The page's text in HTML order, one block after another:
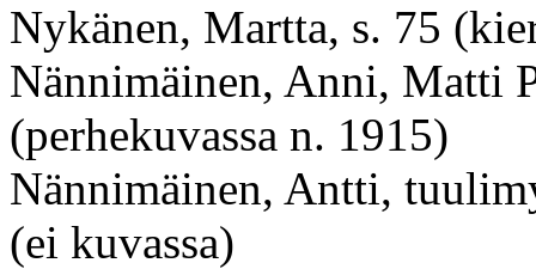
Nykänen, Martta, s. 75
Nännimäinen, Anni, Matti
(perhekuvassa n. 1915)
Nännimäinen, Antti,
(ei kuvassa)